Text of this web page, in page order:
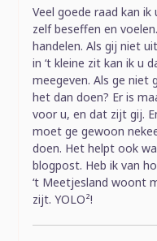
Veel goede raad kan
zelf beseffen en
handelen. Als gij niet
in ‘t kleine zit kan ik u
meegeven. Als ge
het dan doen? Er is
voor u, en dat zijt gij.
moet ge gewoon
doen. Het helpt ook
blogpost. Heb ik van
‘t Meetjesland woont
zijt. YOLO²!